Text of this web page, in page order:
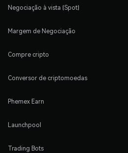
Negociação à vista (Spot)
Margem de Negociação
Compre cripto
Conversor de criptomoedas
Phemex Earn
Launchpool
Trading Bots